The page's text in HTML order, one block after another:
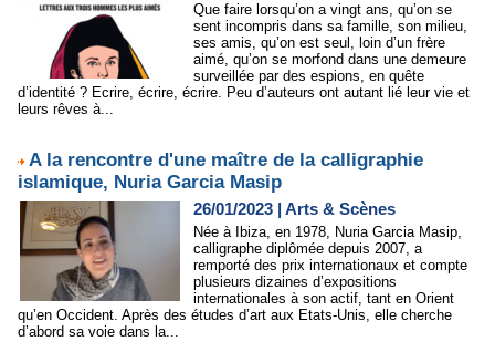
Que faire lorsqu’on a vingt ans, qu’on se
sent incompris dans sa famille, son milieu,
ses amis, qu’on est seul, loin d’un frère
aimé, qu’on se morfond dans une demeure
surveillée par des espions, en quête
d’identité ? Ecrire, écrire, écrire. Peu d’auteurs ont autant lié leur vie et
leurs rêves à...
A la rencontre d'une maître de la calligraphie
islamique, Nuria Garcia Masip
26/01/2023 | Arts & Scènes
Née à Ibiza, en 1978, Nuria Garcia Masip,
calligraphe diplômée depuis 2007, a
remporté des prix internationaux et compte
plusieurs dizaines d’expositions
internationales à son actif, tant en Orient
qu’en Occident. Après des études d’art aux Etats-Unis, elle cherche
d’abord sa voie dans la...